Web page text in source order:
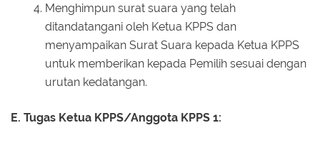
Menghimpun surat suara yang telah
ditandatangani oleh Ketua KPPS dan
menyampaikan Surat Suara kepada Ketua KPPS
untuk memberikan kepada Pemilih sesuai dengan
urutan kedatangan.
E. Tugas Ketua KPPS/Anggota KPPS 1: